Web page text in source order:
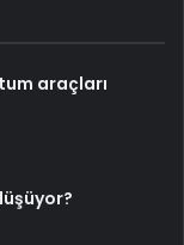
araçları